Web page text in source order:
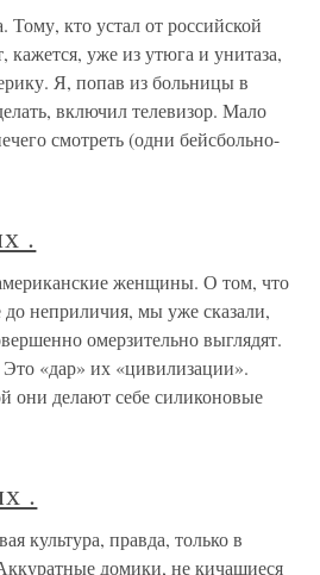
кто устал от российской
кажется, уже из утюга и унитаза,
Я, попав из больницы в
включил телевизор. Мало
смотреть (одни бейсбольно-
.
женщины. О том, что
неприличия, мы уже сказали,
омерзительно выглядят.
«дар» их «цивилизации».
они делают себе силиконовые
.
культура, правда, только в
домики, не кичащиеся